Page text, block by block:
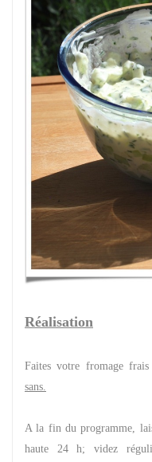
Réalisation
Faites votre fromage
sans
A la fin du programme,
haute 24 h; videz